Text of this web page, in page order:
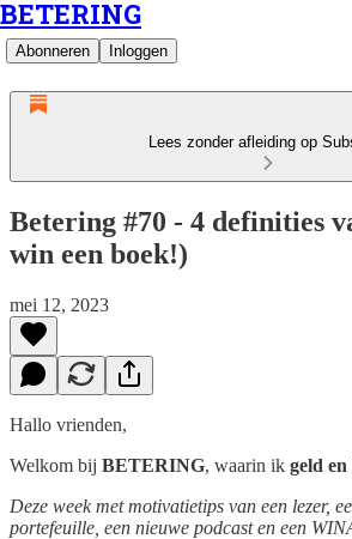
BETERING
Abonneren Inloggen
Lees zonder afleiding op
Betering #70 - 4 definities
win een boek!)
mei 12, 2023
Hallo vrienden,
Welkom bij BETERING, waarin ik geld en
Deze week met motivatietips van een lezer,
portefeuille, een nieuwe podcast en een